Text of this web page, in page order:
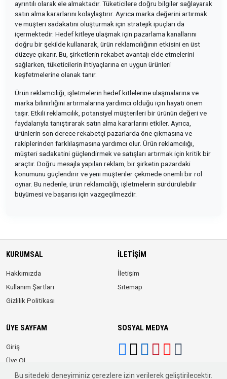
ayrıntılı olarak ele almaktadır. Tüketicilere doğru bilgiler sağlayarak
satın alma kararlarını kolaylaştırır. Ayrıca marka değerini artırmak
ve müşteri sadakatini oluşturmak için stratejik ipuçları da
içermektedir. Hedef kitleye ulaşmak için pazarlama kanallarını
doğru bir şekilde kullanarak, ürün reklamcılığının etkisini en üst
düzeye çıkarır. Bu, şirketlerin rekabet avantajı elde etmelerini
sağlarken, tüketicilerin ihtiyaçlarına en uygun ürünleri
keşfetmelerine olanak tanır.
Ürün reklamcılığı, işletmelerin hedef kitlelerine ulaşmalarına ve
marka bilinirliğini artırmalarına yardımcı olduğu için hayati önem
taşır. Etkili reklamcılık, potansiyel müşterileri bir ürünün değeri ve
faydalarıyla tanıştırarak satın alma kararlarını etkiler. Ayrıca,
ürünlerin son derece rekabetçi pazarlarda öne çıkmasına ve
rakiplerinden farklılaşmasına yardımcı olur. Ürün reklamcılığı,
müşteri sadakatini güçlendirmek ve satışları artırmak için kritik bir
araçtır. Doğru mesajla yapılan reklam, bir şirketin pazardaki
konumunu güçlendirir ve yeni müşteriler çekmede önemli bir rol
oynar. Bu nedenle, ürün reklamcılığı, işletmelerin sürdürülebilir
büyümesi ve başarısı için vazgeçilmezdir.
KURUMSAL
Hakkımızda
Kullanım Şartları
Gizlilik Politikası
İLETIŞIM
İletişim
Sitemap
ÜYE SAYFAM
Giriş
Üye Ol
SOSYAL MEDYA
Bu sitedeki deneyiminiz çerezlere izin verilerek geliştirilecektir.